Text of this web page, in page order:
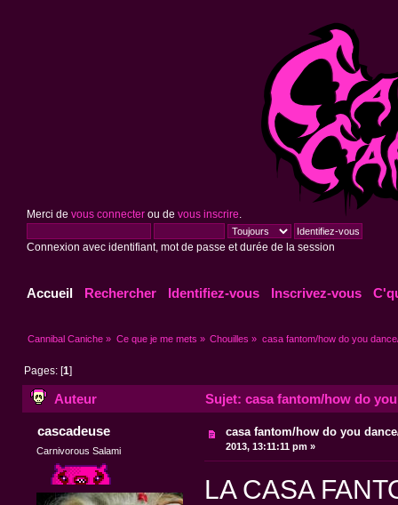
Merci de vous connecterou de vous inscrire
Connexion avec identifiant, mot de passe et durée de la session
Accueil Rechercher Identifiez-vous Inscrivez-vous
Cannibal Caniche » Ce que je me mets » Chouilles » casa fantom/how do you
Pages: [1]
Auteur Sujet: casa fantom/how do
cascadeuse
Carnivorous Salami
casa fantom/how do you
2013, 13:11:11 pm »
LA CASA